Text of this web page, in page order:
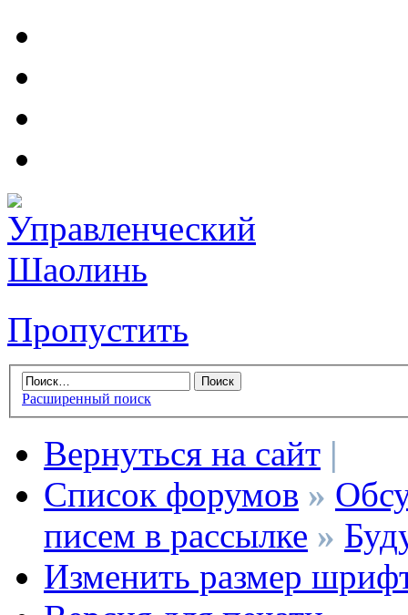
Пропустить
Расширенный поиск
Вернуться на сайт |
Список форумов »
писем в рассылке »
Изменить размер